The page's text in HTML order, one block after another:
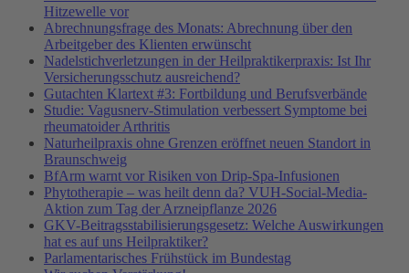
Hitzewelle vor
Abrechnungsfrage des Monats: Abrechnung über den
Arbeitgeber des Klienten erwünscht
Nadelstichverletzungen in der Heilpraktikerpraxis: Ist Ihr
Versicherungsschutz ausreichend?
Gutachten Klartext #3: Fortbildung und Berufsverbände
Studie: Vagusnerv-Stimulation verbessert Symptome bei
rheumatoider Arthritis
Naturheilpraxis ohne Grenzen eröffnet neuen Standort in
Braunschweig
BfArm warnt vor Risiken von Drip-Spa-Infusionen
Phytotherapie – was heilt denn da? VUH-Social-Media-
Aktion zum Tag der Arzneipflanze 2026
GKV-Beitragsstabilisierungsgesetz: Welche Auswirkungen
hat es auf uns Heilpraktiker?
Parlamentarisches Frühstück im Bundestag